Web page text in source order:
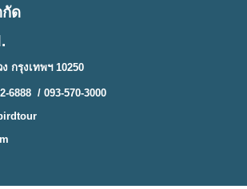
กัด
กรุงเทพฯ 10250
6888 / 093-570-3000